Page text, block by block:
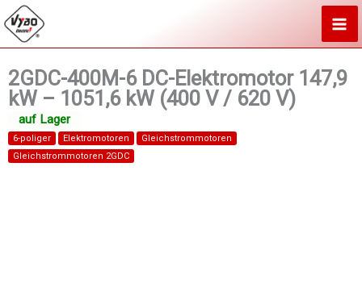
Zum
Inhalt
2GDC-400M-6 DC-Elektromotor 147,9
kW – 1051,6 kW (400 V / 620 V)
6-poliger Elektromotoren
Gleichstrommotoren
Gleichstrommotoren 2GDC